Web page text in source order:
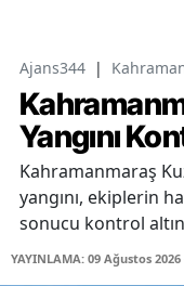
Ajans344 |
Yangını
Kahramanmaraş
yangını, ekiplerin
sonucu kontrol
YAYINLAMA: 09 Ağustos 2026